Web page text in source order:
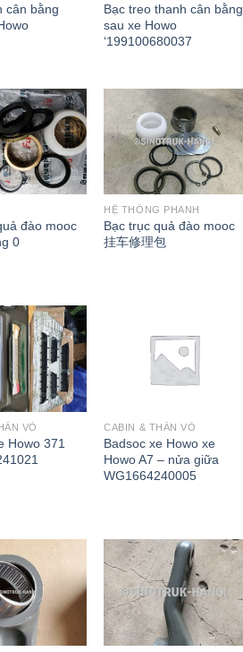
cân bằng
Bạc treo thanh cân bằng
sau xe Howo
‘199100680037
đào mooc
0
HỆ THỐNG PHANH
Bạc trục quả đào mooc
挂车修理包
VỎ
Howo 371
CABIN & THÂN VỎ
Badsoc xe Howo xe
Howo A7 – nửa giữa
WG1664240005